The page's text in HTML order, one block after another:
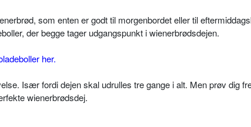
som enten er godt til morgenbordet eller til
der begge tager udgangspunkt i wienerbrødsdejen.
her.
Især fordi dejen skal udrulles tre gange i alt. Men prøv dig
wienerbrødsdej.